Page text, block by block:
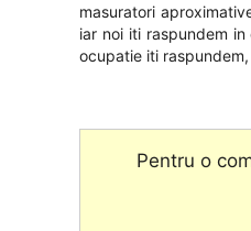
masuratori
iar noi iti raspundem
ocupatie iti
Pentru o